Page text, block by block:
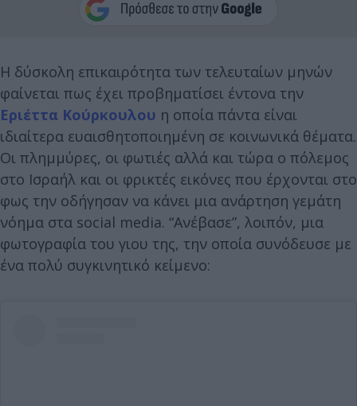
Η δύσκολη επικαιρότητα των τελευταίων μηνών
φαίνεται πως έχει προβηματίσει έντονα την
Εριέττα Κούρκουλου η οποία πάντα είναι
ιδιαίτερα ευαισθητοποιημένη σε κοινωνικά θέματα.
Οι πλημμύρες, οι φωτιές αλλά και τώρα ο πόλεμος
στο Ισραήλ και οι φρικτές εικόνες που έρχονται στο
φως την οδήγησαν να κάνει μια ανάρτηση γεμάτη
νόημα στα social media. “Ανέβασε”, λοιπόν, μια
φωτογραφία του γιου της, την οποία συνόδευσε με
ένα πολύ συγκινητικό κείμενο: